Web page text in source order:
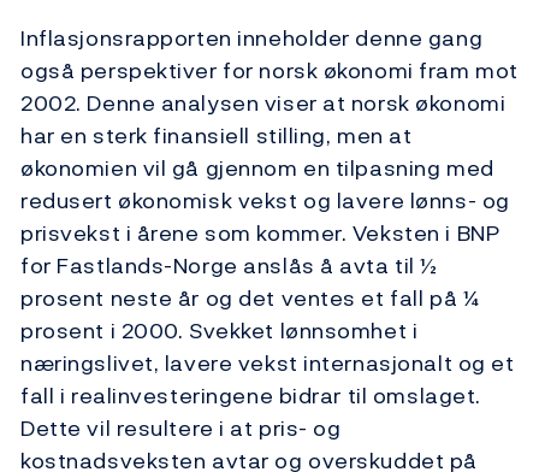
Inflasjonsrapporten inneholder denne gang
også perspektiver for norsk økonomi fram mot
2002. Denne analysen viser at norsk økonomi
har en sterk finansiell stilling, men at
økonomien vil gå gjennom en tilpasning med
redusert økonomisk vekst og lavere lønns- og
prisvekst i årene som kommer. Veksten i BNP
for Fastlands-Norge anslås å avta til ½
prosent neste år og det ventes et fall på ¼
prosent i 2000. Svekket lønnsomhet i
næringslivet, lavere vekst internasjonalt og et
fall i realinvesteringene bidrar til omslaget.
Dette vil resultere i at pris- og
kostnadsveksten avtar og overskuddet på